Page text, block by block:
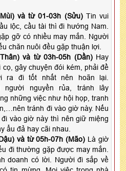
và từ 01-03h (Sửu) Tin vui
lộc, cầu tài thì đi hướng Nam.
gỡ có nhiều may mắn. Người
chăn nuôi đều gặp thuận lợi.
và từ 03h-05h (Dần) Hay
cọ, gây chuyện đói kém, phải đề
ra đi tốt nhất nên hoãn lại.
người nguyền rủa, tránh lây
những việc như hội họp, tranh
tránh đi vào giờ này. Nếu
vào giờ này thì nên giữ miệng
ẩu đả hay cãi nhau.
và từ 05h-07h (Mão) Là giờ
đi thường gặp được may mắn.
doanh có lời. Người đi sắp về